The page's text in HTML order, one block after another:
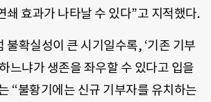
쇄 효과가 나타날 수 있다”고 지적했다.
불확실성이 큰 시기일수록, ‘기존 기부
느냐가 생존을 좌우할 수 있다고 입을
“불황기에는 신규 기부자를 유치하는